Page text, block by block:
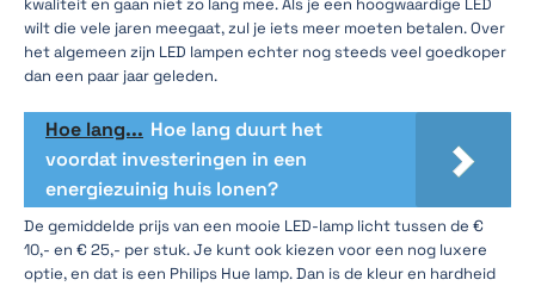
kwaliteit en gaan niet zo lang mee. Als je een hoogwaardige LED
wilt die vele jaren meegaat, zul je iets meer moeten betalen. Over
het algemeen zijn LED lampen echter nog steeds veel goedkoper
dan een paar jaar geleden.
Hoe lang... Hoe lang duurt het
voordat investeringen in een
energiezuinig huis lonen?
De gemiddelde prijs van een mooie LED-lamp licht tussen de €
10,- en € 25,- per stuk. Je kunt ook kiezen voor een nog luxere
optie, en dat is een Philips Hue lamp. Dan is de kleur en hardheid